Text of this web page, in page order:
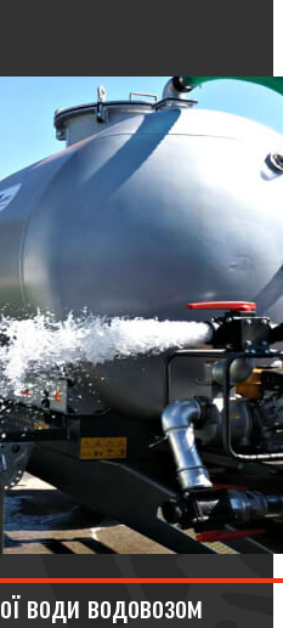
води водовозом